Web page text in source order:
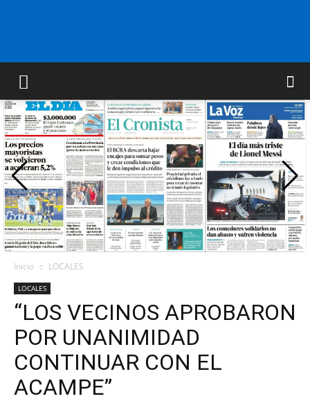
FM
GOLD
ORAN
107.1
MHZ
Inicio LOCALES
LOCALES
“LOS VECINOS APROBARON
POR UNANIMIDAD
CONTINUAR CON EL
ACAMPE”